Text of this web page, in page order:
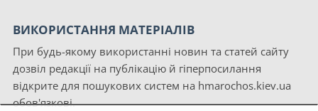
ВИКОРИСТАННЯ МАТЕРІАЛІВ
При будь-якому використанні новин та статей сайту
дозвіл редакції на публікацію й гіперпосилання
відкрите для пошукових систем на hmarochos.kiev.ua
обов'язкові.